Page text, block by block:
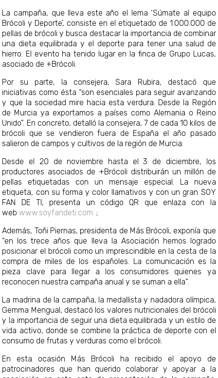
La campaña, que lleva este año el lema ‘Súmate al equipo
Brócoli y Deporte’, consiste en el etiquetado de 1.000.000 de
pellas de brócoli y busca destacar la importancia de combinar
una dieta equilibrada y el deporte para tener una salud de
hierro. El evento ha tenido lugar en la finca de Grupo Lucas,
asociado de +Brócoli.
Por su parte, la consejera, Sara Rubira, destacó que
iniciativas como ésta “son esenciales para seguir avanzando
y que la sociedad mire hacia esta verdura. Desde la Región
de Murcia ya exportamos a países como Alemania o Reino
Unido”. En concreto, detalló la consejera, 7 de cada 10 kilos de
brócoli que se vendieron fuera de España el año pasado
salieron de campos y cultivos de la región de Murcia.
Desde el 20 de noviembre hasta el 3 de diciembre, los
productores asociados de +Brócoli distribuirán un millón de
pellas etiquetadas con un mensaje especial. La nueva
etiqueta, con su forma y color llamativos y con un gran SOY
FAN DE TI, presenta un código QR que enlaza con la
webwww.soyfandeti.com. ;
Además, Toñi Piernas, presidenta de Más Brócoli, exponía que
“en los trece años que lleva la Asociación hemos logrado
posicionar el brócoli como un imprescindible en la cesta de la
compra de miles de los españoles. La comunicación es la
pieza clave para llegar a los consumidores quienes ya
reconocen nuestra campaña anual y se suman a ella”.
La madrina de la campaña, la medallista y nadadora olímpica,
Gemma Mengual, destacó los valores nutricionales del brócoli
y la importancia de seguir una dieta equilibrada y un estilo de
vida activo, donde se combine la práctica de deporte con el
consumo de frutas y verduras como el brócoli.
En esta ocasión Más Brócoli ha recibido el apoyo de
patrocinadores que han querido colaborar y apoyar a la